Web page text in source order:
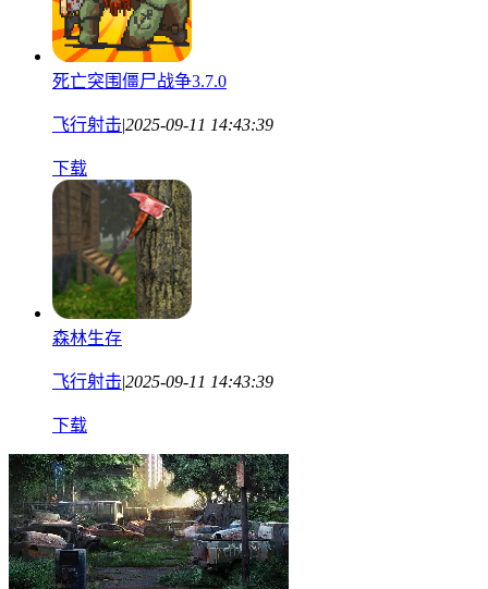
死亡突围僵尸战争3.7.0
飞行射击|2025-09-11 14:43:39
下载
森林生存
飞行射击|2025-09-11 14:43:39
下载